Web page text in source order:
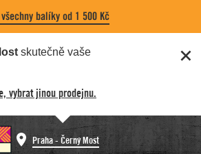
balíky od 1 500 Kč
skutečně vaše
vybrat jinou prodejnu.
Praha - Černý Most